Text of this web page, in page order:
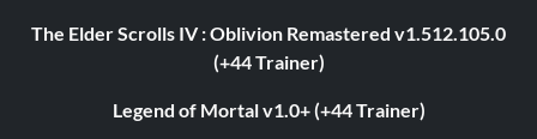
The Elder Scrolls IV : Oblivion Remastered v1.512.105.0
(+44 Trainer)
Legend of Mortal v1.0+ (+44 Trainer)